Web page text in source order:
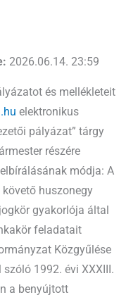
2026.06.14. 23:59
és mellékleteit
elektronikus
pályázat” tárgy
részére
módja: A
huszonegy
gyakorlója által
feladatait
Közgyűlése
1992. évi XXXIII.
a benyújtott